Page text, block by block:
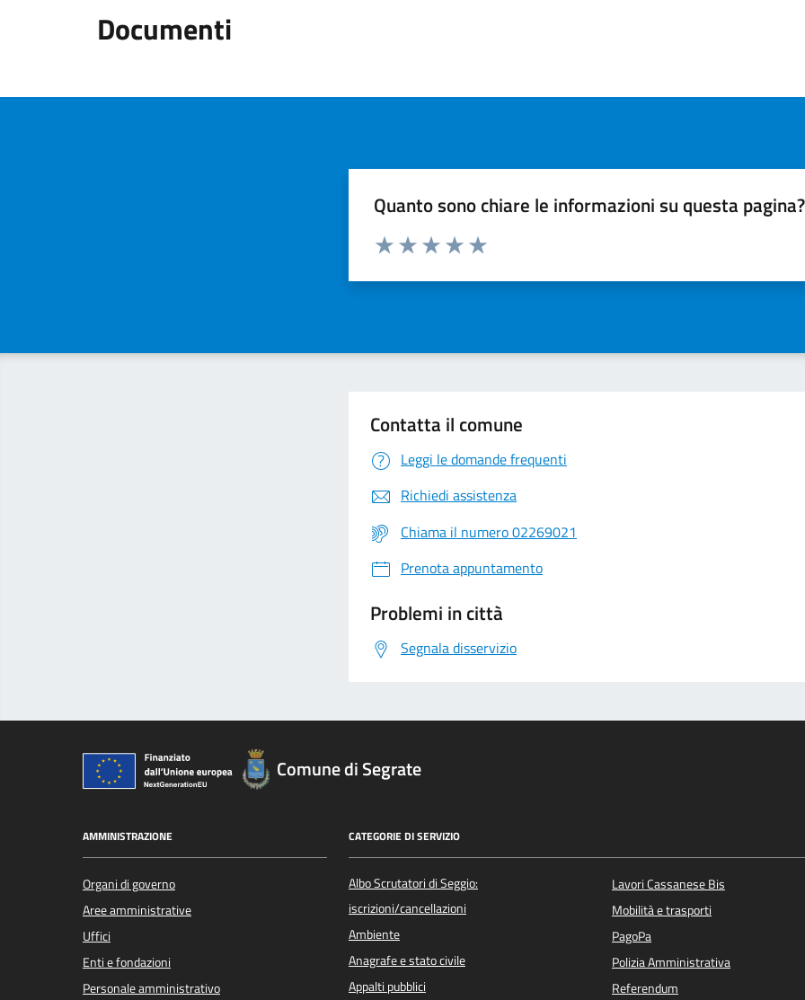
Documenti
Quanto sono chiare le informazioni su questa pagina?
Valuta da 1 a 5 stelle la pagina
Contatta il comune
Leggi le domande frequenti
Richiedi assistenza
Chiama il numero 02269021
Prenota appuntamento
Problemi in città
Segnala disservizio
Comune di Segrate
AMMINISTRAZIONE
Organi di governo
Aree amministrative
Uffici
Enti e fondazioni
Personale amministrativo
CATEGORIE DI SERVIZIO
Albo Scrutatori di Seggio:
iscrizioni/cancellazioni
Ambiente
Anagrafe e stato civile
Appalti pubblici
Lavori Cassanese Bis
Mobilità e trasporti
PagoPa
Polizia Amministrativa
Referendum